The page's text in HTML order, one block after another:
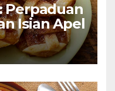
Perpaduan
Isian Apel